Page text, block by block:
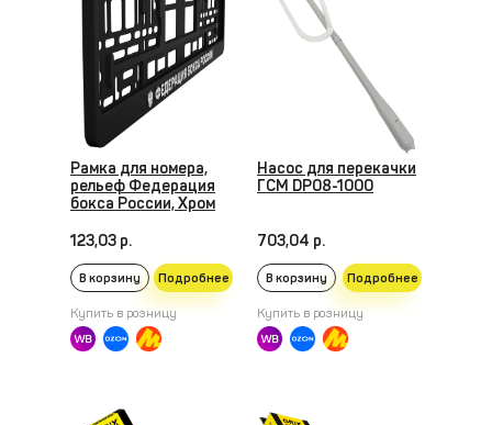
Рамка для номера,
рельеф Федерация
бокса России, Хром
В корзину
Купить в розницу
123,03 р.
Подробнее
Насос для перекачки
ГСМ DP08-1000
В корзину
Купить в розницу
703,04 р.
Подробнее